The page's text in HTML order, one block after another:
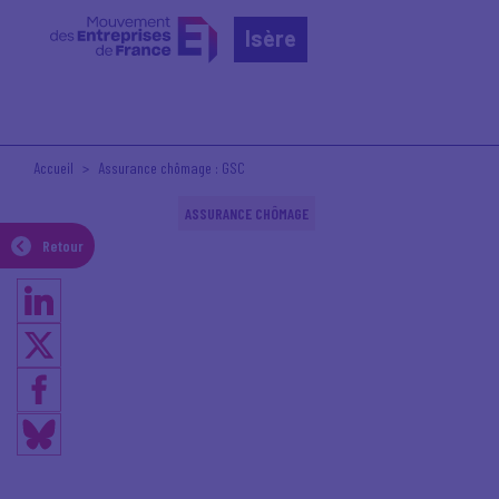
Isère
Retour
Accueil Assurance chômage : GSC
ASSURANCE CHÔMAGE